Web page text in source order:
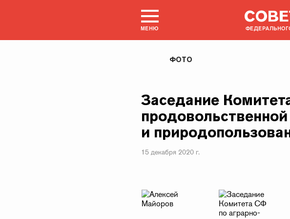
МЕНЮ
ФОТО
Заседание
и
15 декабря 2020 г.